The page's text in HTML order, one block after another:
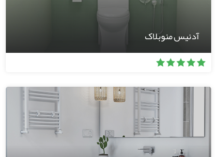
آدنیس منوبلاک